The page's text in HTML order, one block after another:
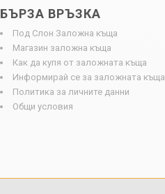
БЪРЗА ВРЪЗКА
Под Слон Заложна къща
Магазин заложна къща
Как да купя от заложната къща
Информирай се за заложната къща
Политика за личните данни
Общи условия